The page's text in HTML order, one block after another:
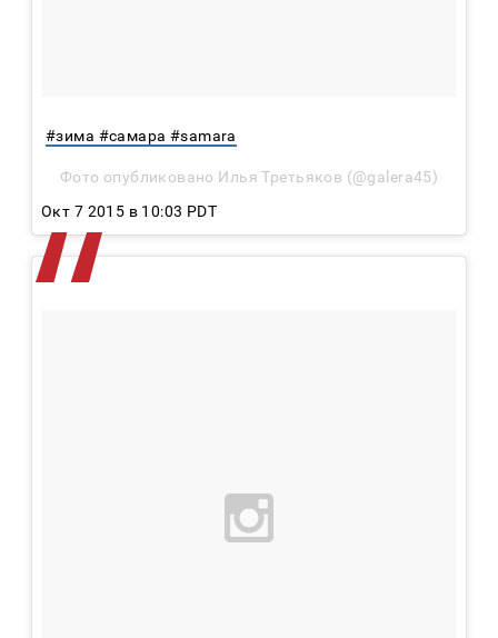
#зима #самара #samara
Фото опубликовано Илья Третьяков (@galera45)
Окт 7 2015 в 10:03 PDT